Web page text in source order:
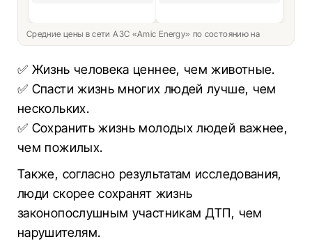
Средние цены в сети АЗС «Amic Energy» по состоянию на
✅ Жизнь человека ценнее, чем животные.
✅ Спасти жизнь многих людей лучше, чем
нескольких.
✅ Сохранить жизнь молодых людей важнее,
чем пожилых.
Также, согласно результатам исследования,
люди скорее сохранят жизнь
законопослушным участникам ДТП, чем
нарушителям.